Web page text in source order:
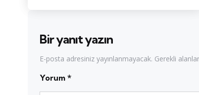
Bir yanıt yazın
E-posta adresiniz yayınlanmayacak. Gerekli alanlar
Yorum *